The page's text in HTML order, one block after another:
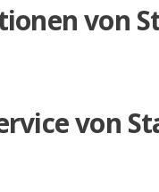
von
von